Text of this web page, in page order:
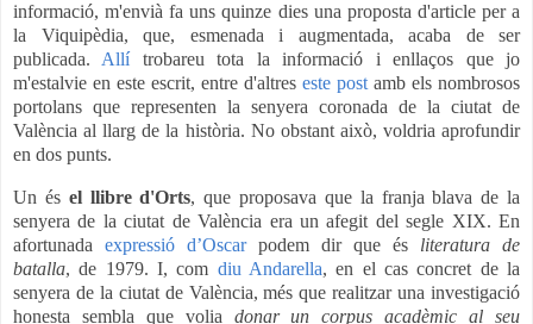
informació, m'envià fa uns quinze dies una proposta d'article per a
la Viquipèdia, que, esmenada i augmentada, acaba de ser
publicada. Allí trobareu tota lainformació i enllaços que jo
m'estalvie en este escrit, entre d'altres este post amb els nombrosos
portolans que representen la senyera coronada de la ciutat de
València al llarg de la història. No obstant això, voldria aprofundir
en dos punts.
Un és el llibre d'Orts, que proposava que la franja blava de la
senyera de la ciutat de València era un afegit del segle XIX. En
afortunada expressió d’Oscarpodem dir que és literatura de
batalla, de 1979. I, com diu Andarella, en el cas concret de la
senyera de la ciutat de València, més que realitzar una investigació
honesta sembla que volia donar un corpus acadèmic al seu